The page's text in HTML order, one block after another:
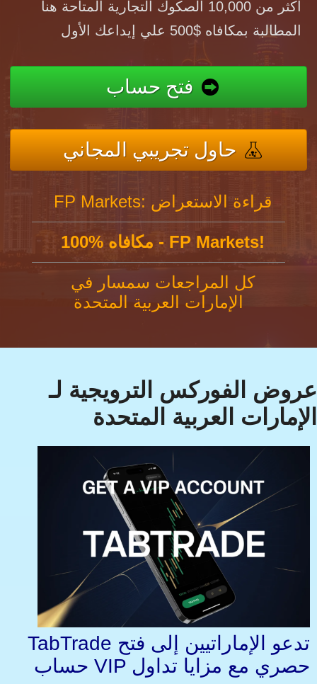
أكثر من 10,000 الصكوك التجارية المتاحة هنا
المطالبة بمكافاه $500 علي إيداعك الأول
فتح حساب
حاول تجريبي المجاني
FP Markets: قراءة الاستعراض
100% مكافاه - FP Markets!
كل المراجعات سمسار في
الإمارات العربية المتحدة
عروض الفوركس الترويجية لـ
الإمارات العربية المتحدة
TabTrade تدعو الإماراتيين إلى فتح
حساب VIP حصري مع مزايا تداول